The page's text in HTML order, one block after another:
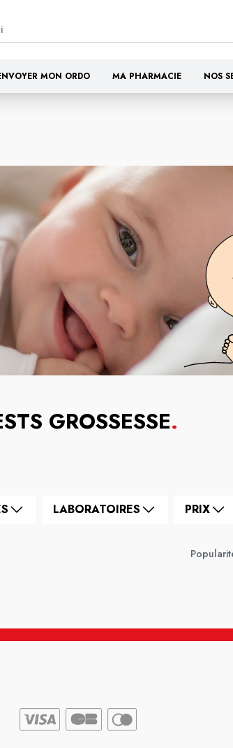
MON ORDO MA PHARMACIE NOS
GROSSESSE.
LABORATOIRES PRIX